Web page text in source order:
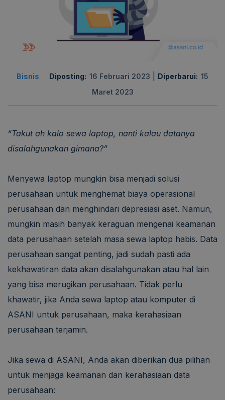
Bisnis Diposting: 16 Februari 2023 Diperbarui: 15
Maret 2023
“Takut ah kalo sewa laptop, nanti kalau datanya
disalahgunakan gimana?”
Menyewa laptop mungkin bisa menjadi solusi
perusahaan untuk menghemat biaya operasional
perusahaan dan menghindari depresiasi aset. Namun,
mungkin masih banyak keraguan mengenai keamanan
data perusahaan setelah masa sewa laptop habis. Data
perusahaan sangat penting, jadi sudah pasti ada
kekhawatiran data akan disalahgunakan atau hal lain
yang bisa merugikan perusahaan. Tidak perlu
khawatir, jika Anda sewa laptop atau komputer di
ASANI untuk perusahaan, maka kerahasiaan
perusahaan terjamin.
Jika sewa di ASANI, Anda akan diberikan dua pilihan
untuk menjaga keamanan dan kerahasiaan data
perusahaan: